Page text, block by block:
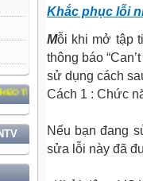
TƯỞNG, ĐẠO ĐỨC, PHONG CÁCH
Khắc phục lỗi
Mỗi khi mở tập
thông báo
sử dụng cách
Cách 1 : Chức
Nếu bạn đang
sửa lỗi này đã